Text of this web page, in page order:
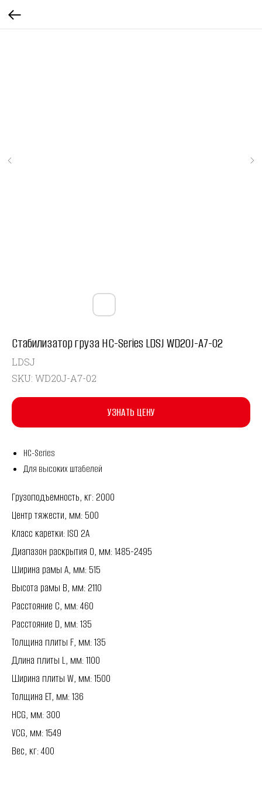
Стабилизатор груза HC-Series LDSJ WD20J-A7-02
LDSJ
SKU: WD20J-A7-02
УЗНАТЬ ЦЕНУ
HC-Series
Для высоких штабелей
Грузоподъемность, кг: 2000
Центр тяжести, мм: 500
Класс каретки: ISO 2A
Диапазон раскрытия O, мм: 1485-2495
Ширина рамы A, мм: 515
Высота рамы B, мм: 2110
Расстояние C, мм: 460
Расстояние D, мм: 135
Толщина плиты F, мм: 135
Длина плиты L, мм: 1100
Ширина плиты W, мм: 1500
Толщина ET, мм: 136
HCG, мм: 300
VCG, мм: 1549
Вес, кг: 400